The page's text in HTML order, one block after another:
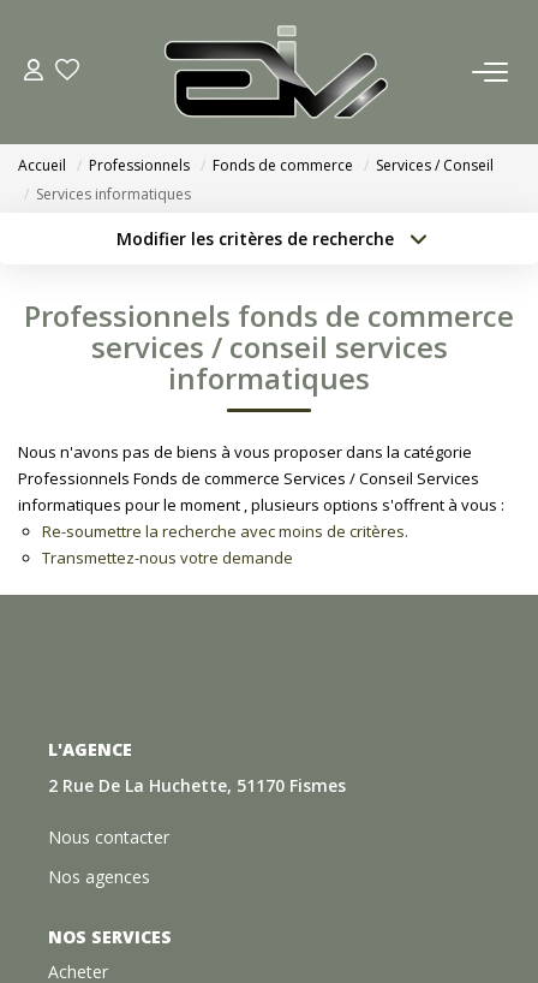
ACCUEIL
Nous Rejoindre
ACHETER
ESTIMATION
CONTACT
Accueil Professionnels Fonds de commerce
Services / Conseil
Services informatiques
Modifier les critères de recherche
Localisation Type de bien
Budget max
Plus de critères Créer une alerte
Professionnels fonds de commerce
services / conseil services
informatiques
Nous n'avons pas de biens à vous proposer dans la catégorie
Professionnels Fonds de commerce Services / Conseil Services
informatiques pour le moment , plusieurs options s'offrent à vous :
Re-soumettre la recherche avec moins de critères.
Transmettez-nous votre demande
L'AGENCE
2 Rue De La Huchette, 51170 Fismes
Nous contacter
Nos agences
NOS SERVICES
Acheter